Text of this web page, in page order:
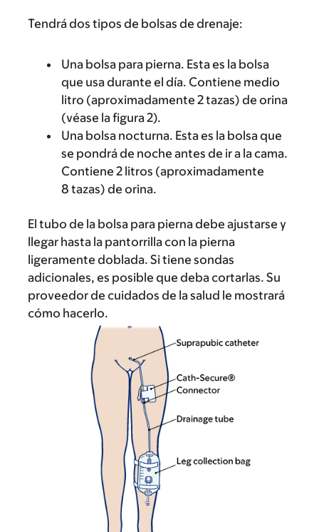
Tendrá dos tipos de bolsas de drenaje:
Una bolsa para pierna. Esta es la bolsa
que usa durante el día. Contiene medio
litro (aproximadamente 2 tazas) de orina
(véase la figura 2).
Una bolsa nocturna. Esta es la bolsa que
se pondrá de noche antes de ir a la cama.
Contiene 2 litros (aproximadamente
8 tazas) de orina.
El tubo de la bolsa para pierna debe ajustarse y
llegar hasta la pantorrilla con la pierna
ligeramente doblada. Si tiene sondas
adicionales, es posible que deba cortarlas. Su
proveedor de cuidados de la salud le mostrará
cómo hacerlo.